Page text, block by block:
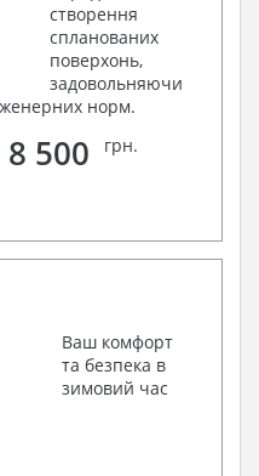
створення
спланованих
поверхонь,
задовольняючи
норм.
8 500 грн.
Ваш комфорт
та безпека в
зимовий час